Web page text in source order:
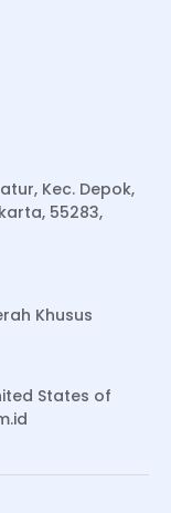
Kec. Depok,
55283,
Khusus
States of